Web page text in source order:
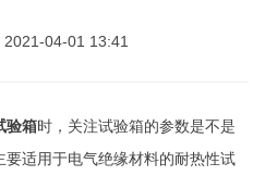
2021-04-01 13:41
验箱时，关注试验箱的参数是不是
适用于电气绝缘材料的耐热性试